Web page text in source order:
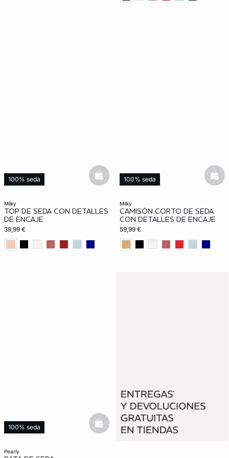
milky
TOP DE SEDA CON DETALLES
DE ENCAJE
39,99 €
100% seda basketfull
milky
CAMISÓN CORTO DE SEDA
CON DETALLES DE ENCAJE
59,99 €
100% seda
pearly
100% seda basketfull